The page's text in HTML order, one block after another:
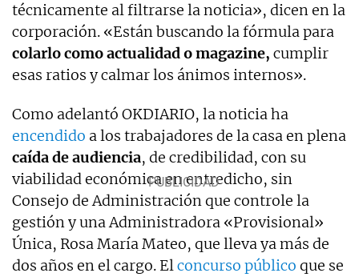
técnicamente al filtrarse la noticia», dicen en la
corporación. «Están buscando la fórmula para
colarlo como actualidad o magazine, cumplir
esas ratios y calmar los ánimos internos».
Como adelantó OKDIARIO, la noticia ha
encendido a los trabajadores de la casa en plena
caída de audiencia, de credibilidad, con su
viabilidad económica en entredicho, sin
Consejo de Administración que controle la
gestión y una Administradora «Provisional»
Única, Rosa María Mateo, que lleva ya más de
dos años en el cargo. Elconcurso público que se